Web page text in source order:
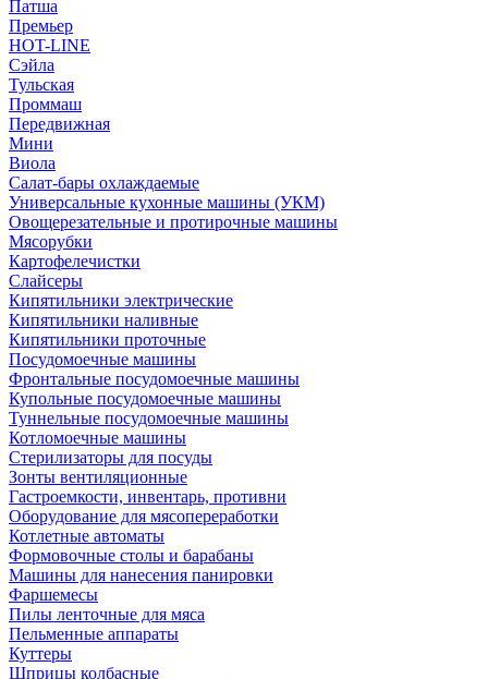
Патша
Премьер
HOT-LINE
Сэйла
Тульская
Проммаш
Передвижная
Мини
Виола
Салат-бары охлаждаемые
Универсальные кухонные машины (УКМ)
Овощерезательные и протирочные машины
Мясорубки
Картофелечистки
Слайсеры
Кипятильники электрические
Кипятильники наливные
Кипятильники проточные
Посудомоечные машины
Фронтальные посудомоечные машины
Купольные посудомоечные машины
Туннельные посудомоечные машины
Котломоечные машины
Стерилизаторы для посуды
Зонты вентиляционные
Гастроемкости, инвентарь, противни
Оборудование для мясопереработки
Котлетные автоматы
Формовочные столы и барабаны
Машины для нанесения панировки
Фаршемесы
Пилы ленточные для мяса
Пельменные аппараты
Куттеры
Шприцы колбасные